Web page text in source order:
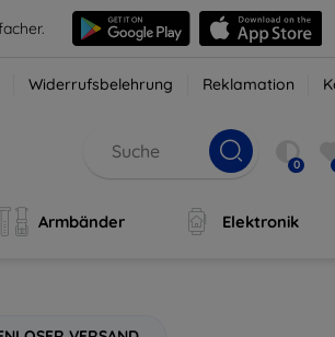
Widerrufsbelehrung Reklamation
0
Armbänder Elektronik